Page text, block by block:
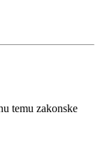
temu zakonske